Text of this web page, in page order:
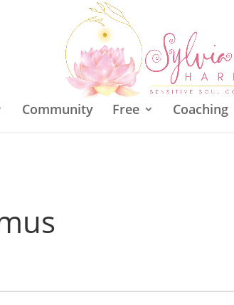
Community Free Coaching